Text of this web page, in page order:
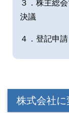
３．株主総
決議
４．登記申請
株式会社